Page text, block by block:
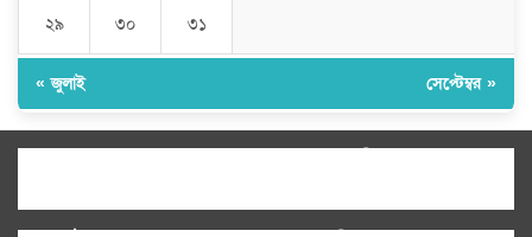
২৯ ৩০ ৩১
« জুলাই সেপ্টেম্বর »